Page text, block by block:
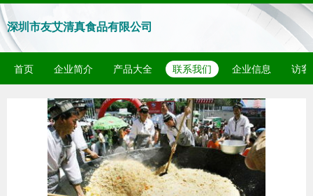
深圳市友艾清真食品有限公司
首页 企业简介 产品大全 联系我们 企业信息 访客